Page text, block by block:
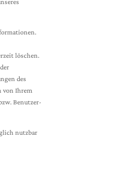
löschen.
des
von Ihrem
Benutzer-
nutzbar